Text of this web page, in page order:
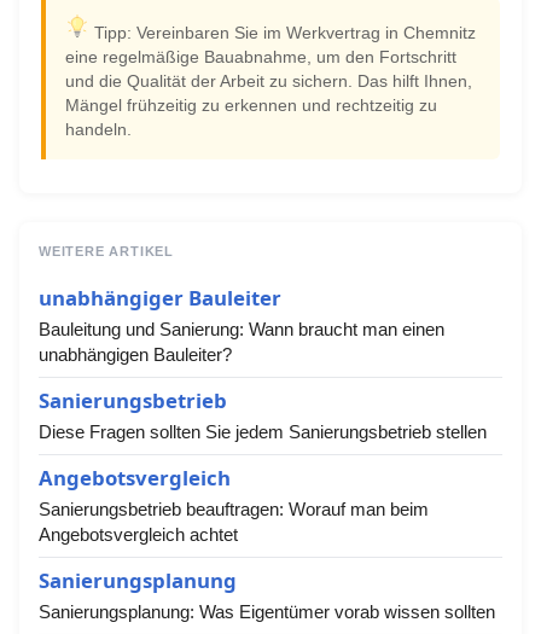
Tipp: Vereinbaren Sie im Werkvertrag in Chemnitz
eine regelmäßige Bauabnahme, um den Fortschritt
und die Qualität der Arbeit zu sichern. Das hilft Ihnen,
Mängel frühzeitig zu erkennen und rechtzeitig zu
handeln.
WEITERE ARTIKEL
unabhängiger Bauleiter
Bauleitung und Sanierung: Wann braucht man einen
unabhängigen Bauleiter?
Sanierungsbetrieb
Diese Fragen sollten Sie jedem Sanierungsbetrieb stellen
Angebotsvergleich
Sanierungsbetrieb beauftragen: Worauf man beim
Angebotsvergleich achtet
Sanierungsplanung
Sanierungsplanung: Was Eigentümer vorab wissen sollten